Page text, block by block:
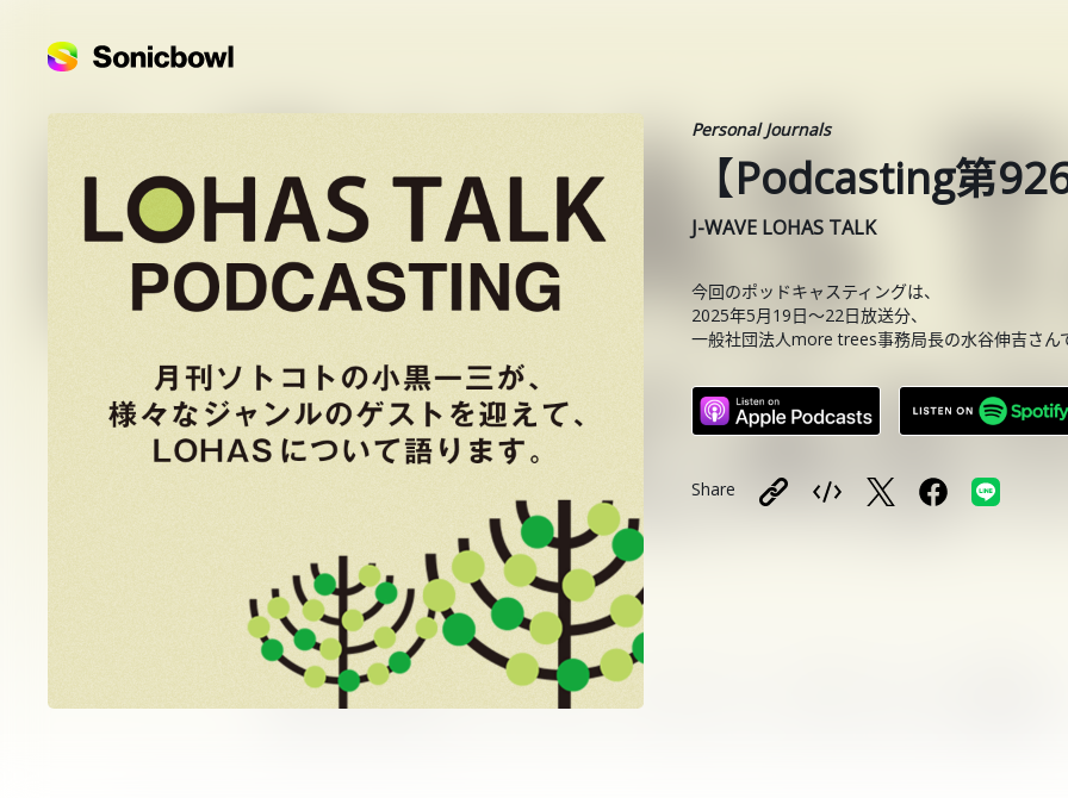
Personal Journals
【Podcasting第
J-WAVE LOHAS TALK
今回のポッドキャスティングは、
2025年5月19日〜22日放送分、
一般社団法人more trees事務局長の水谷伸吉さん
Share